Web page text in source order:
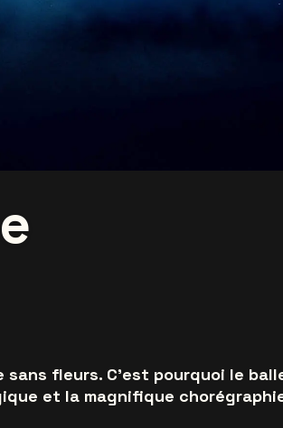
sans fleurs. C'est pourquoi le
et la magnifique